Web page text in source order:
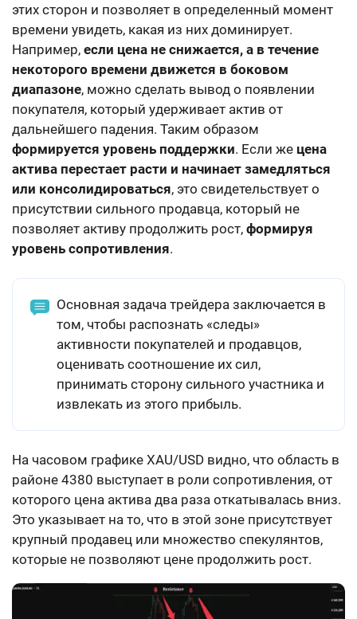
этих сторон и позволяет в определенный момент
времени увидеть, какая из них доминирует.
Например, если цена не снижается, а в течение
некоторого времени движется в боковом
диапазоне, можно сделать вывод о появлении
покупателя, который удерживает актив от
дальнейшего падения. Таким образом
формируется уровень поддержки. Если же цена
актива перестает расти и начинает замедляться
или консолидироваться, это свидетельствует о
присутствии сильного продавца, который не
позволяет активу продолжить рост, формируя
уровень сопротивления.
Основная задача трейдера заключается в
том, чтобы распознать «следы»
активности покупателей и продавцов,
оценивать соотношение их сил,
принимать сторону сильного участника и
извлекать из этого прибыль.
На часовом графике XAU/USD видно, что область в
районе 4380 выступает в роли сопротивления, от
которого цена актива два раза откатывалась вниз.
Это указывает на то, что в этой зоне присутствует
крупный продавец или множество спекулянтов,
которые не позволяют цене продолжить рост.